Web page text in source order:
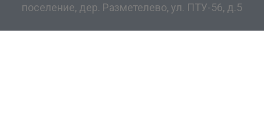
поселение, дер. Разметелево, ул. ПТУ-56, д.5